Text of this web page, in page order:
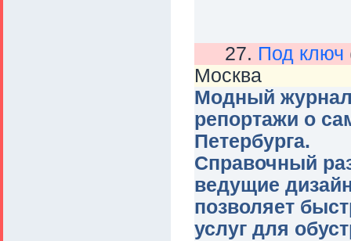
27. Под ключ
Москва
Модный журнал
репортажи о
Петербурга.
Справочный
ведущие
позволяет
услуг для